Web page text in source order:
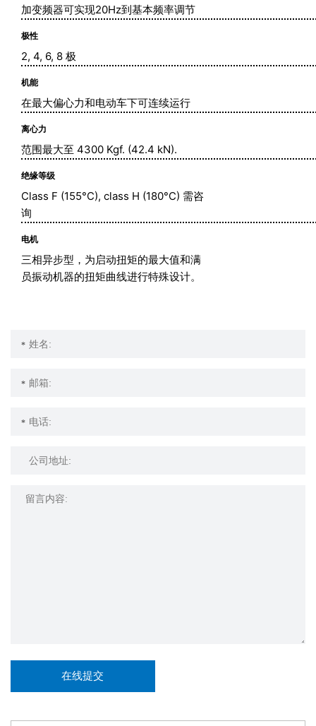
加变频器可实现20Hz到基本频率调节
极性
2, 4, 6, 8 极
机能
在最大偏心力和电动车下可连续运行
离心力
范围最大至 4300 Kgf. (42.4 kN).
绝缘等级
Class F (155°C), class H (180°C) 需咨
询
电机
三相异步型，为启动扭矩的最大值和满
员振动机器的扭矩曲线进行特殊设计。
*
*
*